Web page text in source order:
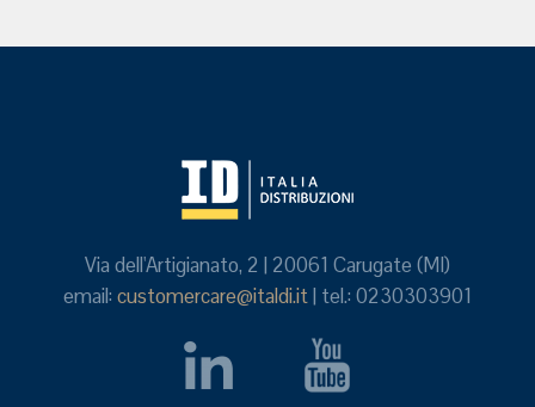
Via dell'Artigianato, 2 | 20061 Carugate (MI)
email: customercare@italdi.it| tel.: 0230303901